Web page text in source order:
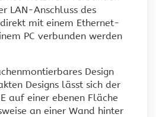
LAN-Anschluss des
mit einem Ethernet-
PC verbunden werden
Design
Designs lässt sich der
auf einer ebenen Fläche
an einer Wand hinter